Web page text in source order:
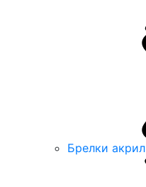
Брелки акрил